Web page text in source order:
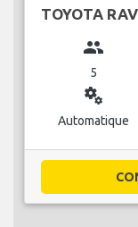
TOYOTA
group
5
miscellaneous_services
Automatique